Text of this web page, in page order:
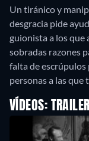
Un tiránico y
desgracia pide
guionista a los que
sobradas razones
falta de escrúpulos
personas a las que
VÍDEOS: